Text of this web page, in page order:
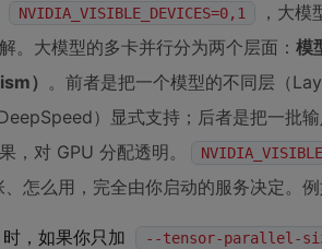
NVIDIA_VISIBLE_DEVICES=0,1
，大
。大模型的多卡并行分为两个层面： 模
） 。前者是把一个模型的不同层（
）显式支持；后者是把一批
，对 GPU 分配透明。
、怎么用，完全由你启动的服务决定。
时，如果你只加
--tensor-parallel-